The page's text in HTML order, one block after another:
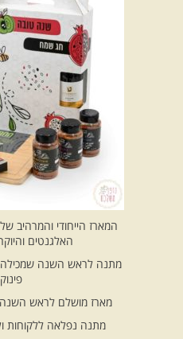
המארז הייחודי והמרהיב
האלגנטים
מתנה לראש השנה שמכילה
מארז מושלם לראש
מתנה נפלאה ללקוחות